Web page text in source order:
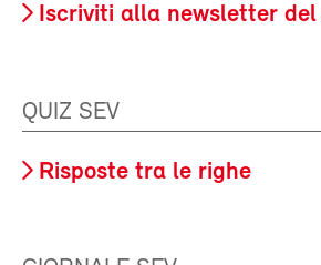
Iscriviti alla newsletter del
QUIZ SEV
Risposte tra le righe